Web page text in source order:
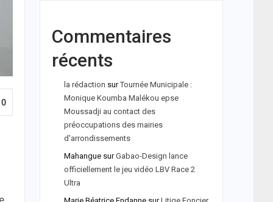
0
Commentaires
récents
la rédaction surTournée Municipale :
Monique Koumba Malékou epse
Moussadji au contact des
préoccupations des mairies
d'arrondissements
MahanguesurGabao-Design lance
officiellement le jeu vidéo LBV Race 2
Ultra